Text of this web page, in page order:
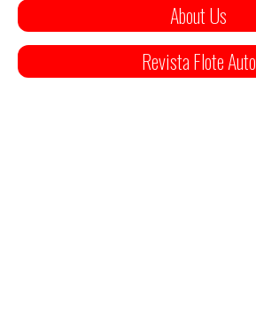
About Us
Revista Flote Auto